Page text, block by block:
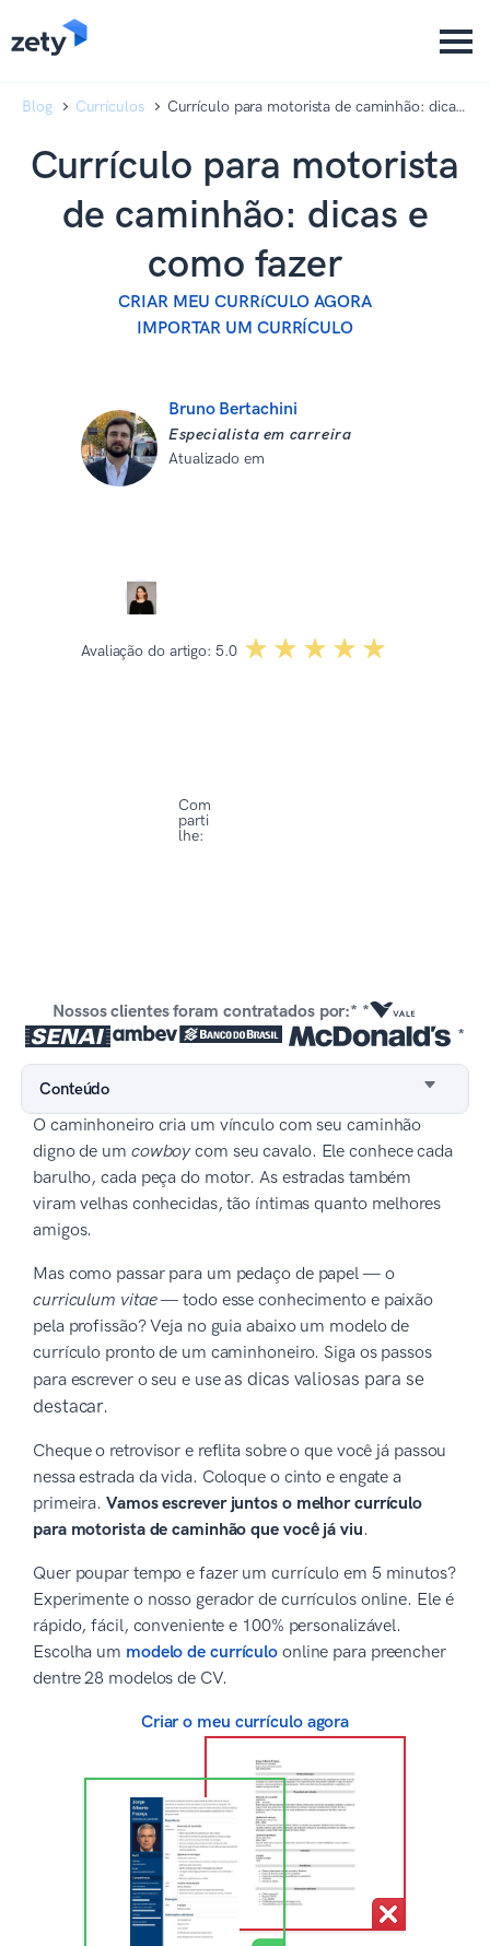
Blog Currículos
Currículo para motorista de caminhão: dicas
Currículo para motorista
de caminhão: dicas e
como fazer
CRIAR MEU CURRíCULO AGORA
IMPORTAR UM CURRÍCULO
Bruno Bertachini
Especialista em carreira
Atualizado em
Avaliação do artigo: 5.0 ☆☆☆☆☆
★★★★★
Com
parti
lhe:
Nossos clientes foram contratados por:* *
*
Conteúdo
O caminhoneiro cria um vínculo com seu caminhão
digno de um cowboycom seu cavalo. Ele conhece cada
barulho, cada peça do motor. As estradas também
viram velhas conhecidas, tão íntimas quanto melhores
amigos.
Mas como passar para um pedaço de papel — o
curriculum vitae— todo esse conhecimento e paixão
pela profissão? Veja no guia abaixo um modelo de
currículo pronto de um caminhoneiro. Siga os passos
para escrever o seu e useas dicas valiosas para se
destacar.
Cheque o retrovisor e reflita sobre o que você já passou
nessa estrada da vida. Coloque o cinto e engate a
primeira.Vamos escrever juntos o melhor currículo
para motorista de caminhão que você já viu.
Quer poupar tempo e fazer um currículo em 5 minutos?
Experimente o nosso gerador de currículos online. Ele é
rápido, fácil, conveniente e 100% personalizável.
Escolha um modelo de currículo online para preencher
dentre 28 modelos de CV.
Criar o meu currículo agora